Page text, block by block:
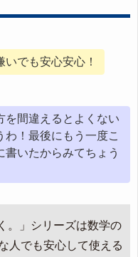
でも安心安心！
を間違えるとよくない
！最後にもう一度こ
いたからみてちょう
。」シリーズは数学の
人でも安心して使える